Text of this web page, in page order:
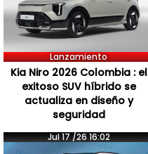
Lanzamiento
Kia Niro 2026 Colombia : el
exitoso SUV híbrido se
actualiza en diseño y
seguridad
Jul 17 /26 16:02